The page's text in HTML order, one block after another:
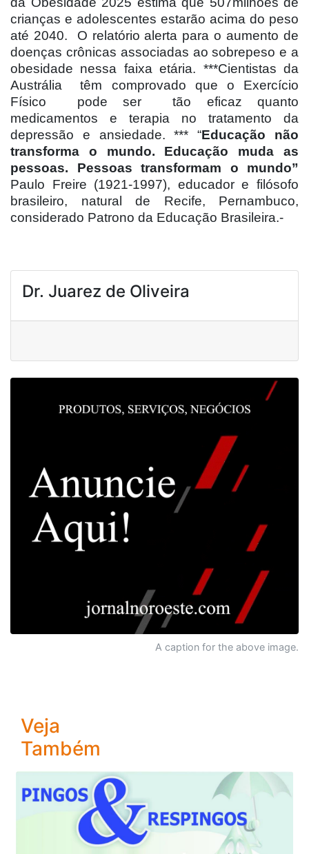
crianças e adolescentes estarão acima do peso
até 2040.
O relatório alerta para o aumento de
doenças crônicas associadas ao sobrepeso e a
obesidade nessa faixa etária. ***Cientistas da
Austrália
têm comprovado que o Exercício
Físico
pode ser
tão eficaz quanto
medicamentos e terapia no tratamento da
depressão e ansiedade. *** “Educação não
transforma o mundo. Educação muda as
pessoas. Pessoas transformam o mundo”
Paulo Freire (1921-1997), educador e filósofo
brasileiro, natural de Recife, Pernambuco,
considerado Patrono da Educação Brasileira.-
Dr. Juarez de Oliveira
A caption for the above image.
Veja
Também